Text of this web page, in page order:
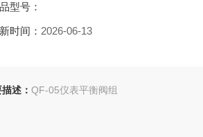
型号：
时间： 2026-06-13
述： QF-05仪表平衡阀组